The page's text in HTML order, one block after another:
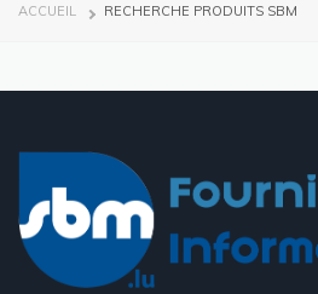
FIL
ACCUEIL RECHERCHE PRODUITS SBM